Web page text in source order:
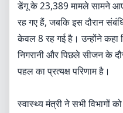
डेंगू के 23,389 मामले सामने
रह गए हैं, जबकि इस दौरान
केवल 8 रह गई है। उन्होंने कहा
निगरानी और पिछले सीजन के
पहल का प्रत्यक्ष परिणाम है।
स्वास्थ्य मंत्री ने सभी विभागों